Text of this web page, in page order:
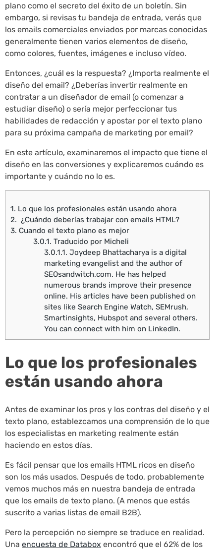
plano como el secreto del éxito de un boletín. Sin
embargo, si revisas tu bandeja de entrada, verás que
los emails comerciales enviados por marcas conocidas
generalmente tienen varios elementos de diseño,
como colores, fuentes, imágenes e incluso vídeo.
Entonces, ¿cuál es la respuesta? ¿Importa realmente el
diseño del email? ¿Deberías invertir realmente en
contratar a un diseñador de email (o comenzar a
estudiar diseño) o sería mejor perfeccionar tus
habilidades de redacción y apostar por el texto plano
para su próxima campaña de marketing por email?
En este artículo, examinaremos el impacto que tiene el
diseño en las conversiones y explicaremos cuándo es
importante y cuándo no lo es.
1. Lo que los profesionales están usando ahora
2. ¿Cuándo deberías trabajar con emails HTML?
3. Cuando el texto plano es mejor
3.0.1. Traducido por Micheli
3.0.1.1. Joydeep Bhattacharya is a digital
marketing evangelist and the author of
SEOsandwitch.com. He has helped
numerous brands improve their presence
online. His articles have been published on
sites like Search Engine Watch, SEMrush,
Smartinsights, Hubspot and several others.
You can connect with him on LinkedIn.
Lo que los profesionales
están usando ahora
Antes de examinar los pros y los contras del diseño y el
texto plano, establezcamos una comprensión de lo que
los especialistas en marketing realmente están
haciendo en estos días.
Es fácil pensar que los emails HTML ricos en diseño
son los más usados. Después de todo, probablemente
vemos muchos más en nuestra bandeja de entrada
que los emails de texto plano. (A menos que estás
suscrito a varias listas de email B2B).
Pero la percepción no siempre se traduce en realidad.
Una encuesta de Databox encontró que el 62% de los